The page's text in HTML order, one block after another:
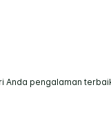
Anda pengalaman